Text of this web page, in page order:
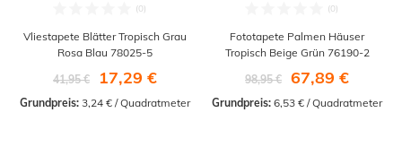
Vliestapete Blätter Tropisch Grau
Rosa Blau 78025-5
41,95 €
17,29 €
Grundpreis: 3,24 € / Quadratmeter
Fototapete Palmen Häuser
Tropisch Beige Grün 76190-2
98,95 €
67,89 €
Grundpreis: 6,53 € / Quadratmeter